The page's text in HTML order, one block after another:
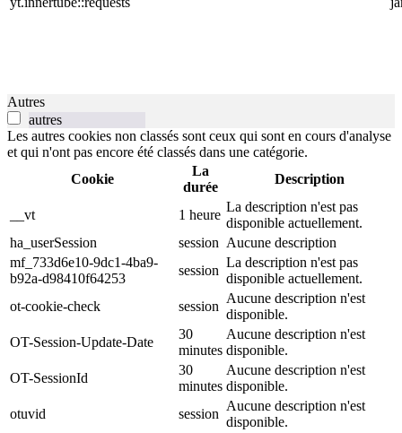
Autres
autres
Les autres cookies non classés sont ceux qui sont en cours d'analyse
et qui n'ont pas encore été classés dans une catégorie.
Cookie
La
durée
Description
__vt 1 heure
La description n'est pas
disponible actuellement.
ha_userSession
session Aucune description
mf_733d6e10-9dc1-4ba9-
b92a-d98410f64253
session
La description n'est pas
disponible actuellement.
ot-cookie-check
session
Aucune description n'est
disponible.
OT-Session-Update-Date
30
minutes
Aucune description n'est
disponible.
OT-SessionId
30
minutes
Aucune description n'est
disponible.
otuvid
session
Aucune description n'est
disponible.